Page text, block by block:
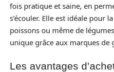
fois pratique et saine, en
s’écouler. Elle est idéale pour
poissons ou même de
unique grâce aux marques de
Les avantages